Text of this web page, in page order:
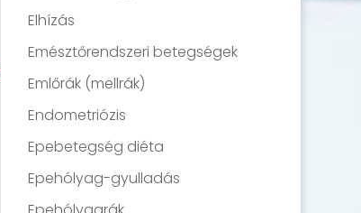
Elhízás
Emésztőrendszeri betegségek
Emlőrák (mellrák)
Endometriózis
Epebetegség diéta
Epehólyag-gyulladás